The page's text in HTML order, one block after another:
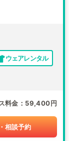
ウェアレンタル
料金 59,400円
相談予約